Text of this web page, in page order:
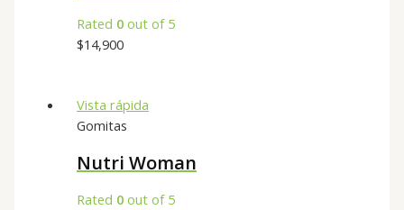
Rated 0 out of 5
$14,900
Vista rápida
Gomitas
Nutri Woman
Rated 0 out of 5